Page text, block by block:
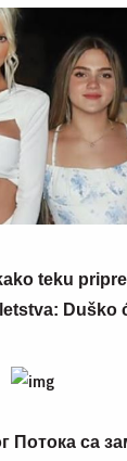
teku
Duško
Потока са